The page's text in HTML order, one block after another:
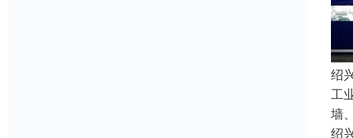
绍
工
墙
绍